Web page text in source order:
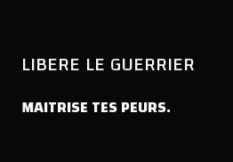
LIBERE LE GUERRIER
MAITRISE TES PEURS.